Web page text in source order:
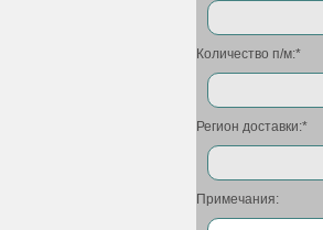
Количество п/м:*
Регион доставки:*
Примечания: